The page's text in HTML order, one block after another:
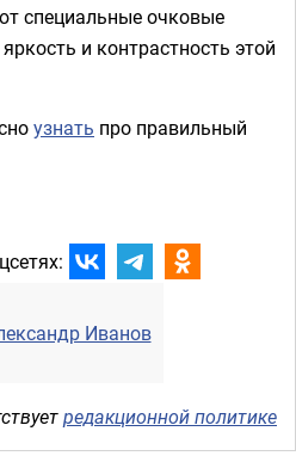
специальные очковые
и контрастность этой
узнать про правильный
Иванов
редакционной политике